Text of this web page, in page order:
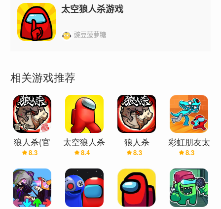
太空狼人杀游戏
豌豆菠萝糖
相关游戏推荐
狼人杀(官
服)
8.3
太空狼人杀
3D（联机
版）
8.4
狼人杀
8.3
彩虹朋友太
空狼人杀
(辅助菜单)
8.3